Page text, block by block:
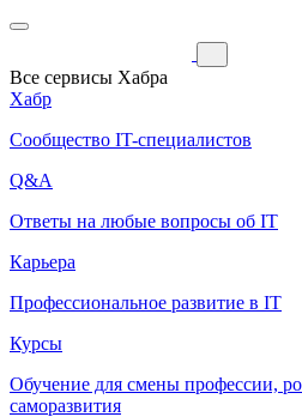
Все сервисы Хабра
Хабр
Сообщество IT-специалистов
Q&A
Ответы на любые вопросы об IT
Карьера
Профессиональное развитие в IT
Курсы
Обучение для смены профессии,
саморазвития